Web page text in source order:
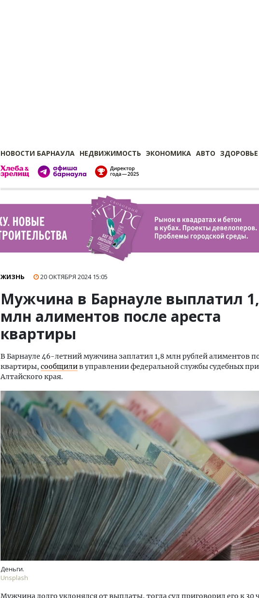
НОВОСТИ БАРНАУЛА НЕДВИЖИМОСТЬ ЭКОНОМИКА АВТО ЗДОРОВЬЕ
ЖИЗНЬ 20 ОКТЯБРЯ 202415:05
Мужчина в Барнауле выплатил
млн алиментов после ареста
квартиры
В Барнауле 46-летний мужчина заплатил 1,8 млн рублей алиментов
квартиры, сообщилив управлении федеральной службы судебных
Алтайского края.
Деньги.
Unsplash
Мужчина долго уклонялся от выплаты, тогда суд приговорил его к 30
Архитектурный код
земли. Мощение
плитами становится
стандартом
СТРОИТЕЛЬСТВО